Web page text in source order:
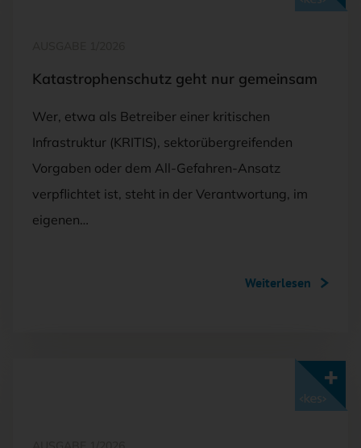
Katastrophenschutz geht nur gemeinsam
Wer, etwa als Betreiber einer kritischen
Infrastruktur (KRITIS), sektorübergreifenden
Vorgaben oder dem All-Gefahren-Ansatz
verpflichtet ist, steht in der Verantwortung, im
eigenen…
Weiterlesen